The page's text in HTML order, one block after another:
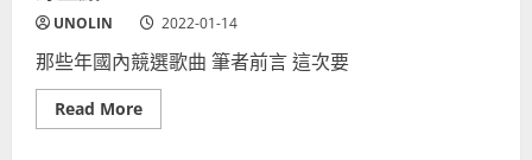
長
人
蔣
安
黃
珊
UNOLIN 2022-01-14
那些年國內競選歌曲 筆者前言 這次要
Read MoreRead
more